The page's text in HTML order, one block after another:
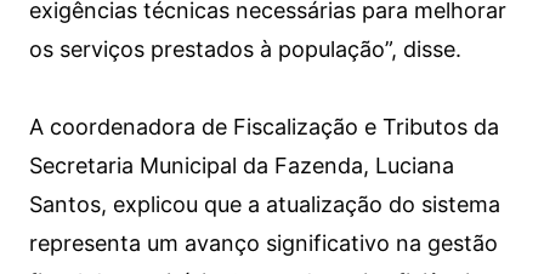
exigências técnicas necessárias para melhorar
os serviços prestados à população”, disse.
A coordenadora de Fiscalização e Tributos da
Secretaria Municipal da Fazenda, Luciana
Santos, explicou que a atualização do sistema
representa um avanço significativo na gestão